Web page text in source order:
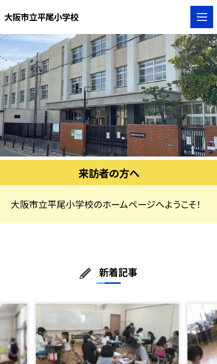
大阪市立平尾小学校
来訪者の方へ
大阪市立平尾小学校のホームページへようこそ！
新着記事